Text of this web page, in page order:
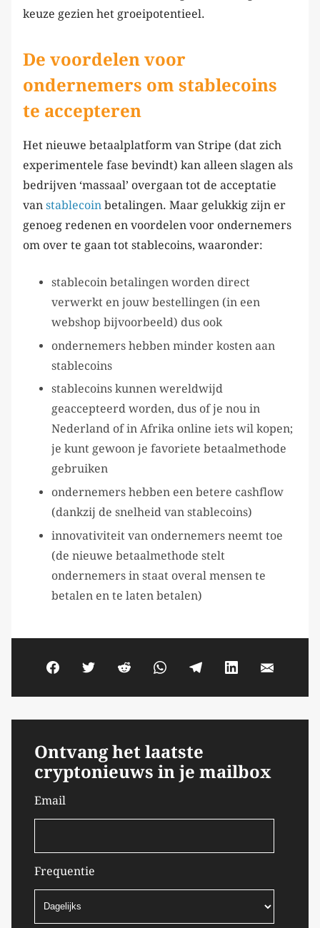
keuze gezien het groeipotentieel.
De voordelen voor
ondernemers om stablecoins
te accepteren
Het nieuwe betaalplatform van Stripe (dat zich
experimentele fase bevindt) kan alleen slagen als
bedrijven ‘massaal’ overgaan tot de acceptatie
van stablecoin betalingen. Maar gelukkig zijn er
genoeg redenen en voordelen voor ondernemers
om over te gaan tot stablecoins, waaronder:
stablecoin betalingen worden direct
verwerkt en jouw bestellingen (in een
webshop bijvoorbeeld) dus ook
ondernemers hebben minder kosten aan
stablecoins
stablecoins kunnen wereldwijd
geaccepteerd worden, dus of je nou in
Nederland of in Afrika online iets wil kopen;
je kunt gewoon je favoriete betaalmethode
gebruiken
ondernemers hebben een betere cashflow
(dankzij de snelheid van stablecoins)
innovativiteit van ondernemers neemt toe
(de nieuwe betaalmethode stelt
ondernemers in staat overal mensen te
betalen en te laten betalen)
Ontvang het laatste
cryptonieuws in je mailbox
Email
Frequentie